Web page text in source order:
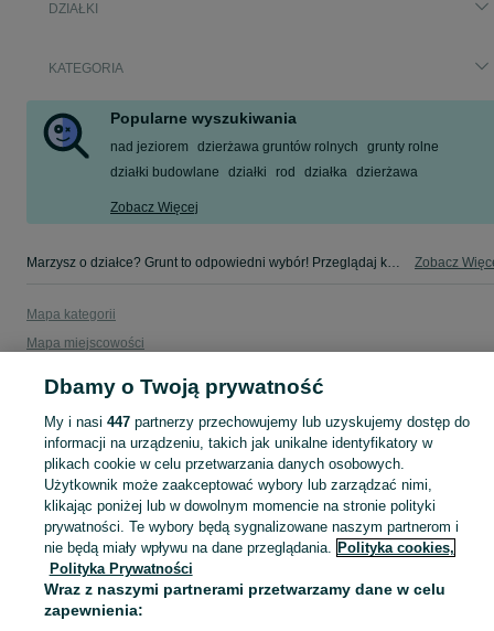
DZIAŁKI
KATEGORIA
Popularne wyszukiwania
nad jeziorem dzierżawa gruntów rolnych
grunty rolne
działki budowlane
działki rod działka dzierżawa
Zobacz Więcej
Marzysz o działce? Grunt to odpowiedni wybór! Przeglądaj kategorię Działki na OLX i znajdź wymarzone miejsce dla siebie! Zobacz
Mapa kategorii
Mapa miejscowości
Popularne wyszukiwania
Dbamy o Twoją prywatność
My i nasi 447partnerzy przechowujemy lub uzyskujemy dostęp do
informacji na urządzeniu, takich jak unikalne identyfikatory w
plikach cookie w celu przetwarzania danych osobowych.
Użytkownik może zaakceptować wybory lub zarządzać nimi,
klikając poniżej lub w dowolnym momencie na stronie polityki
prywatności. Te wybory będą sygnalizowane naszym partnerom i
nie będą miały wpływu na dane przeglądania. Polityka cookies,
Polityka Prywatności
Wraz z naszymi partnerami przetwarzamy dane w celu
zapewnienia: